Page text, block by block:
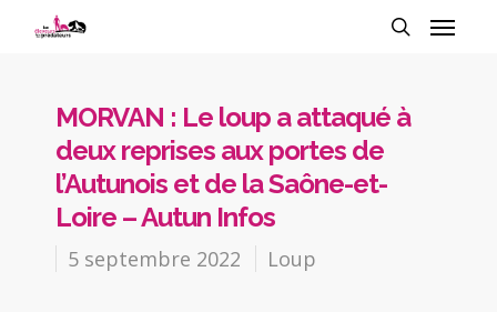
MORVAN : Le loup a attaqué à
deux reprises aux portes de
l’Autunois et de la Saône-et-
Loire – Autun Infos
5 septembre 2022 Loup